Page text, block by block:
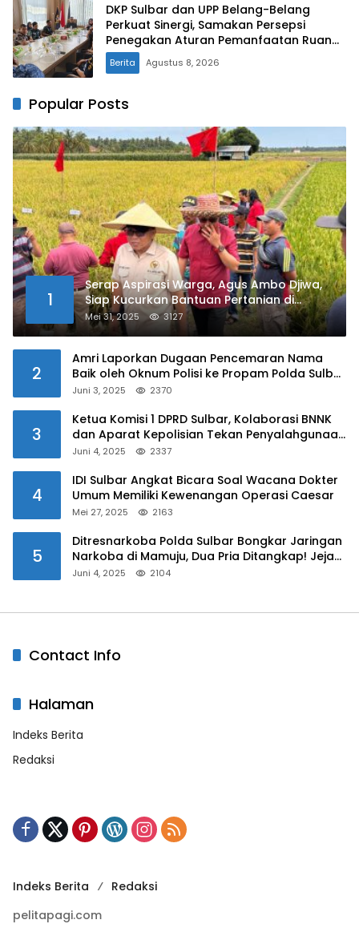
DKP Sulbar dan UPP Belang-Belang
Perkuat Sinergi, Samakan Persepsi
Penegakan Aturan Pemanfaatan Ruang
Laut
Berita Agustus 8, 2026
Popular Posts
1
Serap Aspirasi Warga, Agus Ambo Djiwa,
Siap Kucurkan Bantuan Pertanian di
Kalukku
Mei 31, 2025 3127
2
Amri Laporkan Dugaan Pencemaran Nama
Baik oleh Oknum Polisi ke Propam Polda Sulbar
Juni 3, 2025 2370
3
Ketua Komisi 1 DPRD Sulbar, Kolaborasi BNNK
dan Aparat Kepolisian Tekan Penyalahgunaan
Juni 4, 2025 2337
4
IDI Sulbar Angkat Bicara Soal Wacana Dokter
Umum Memiliki Kewenangan Operasi Caesar
Mei 27, 2025 2163
5
Ditresnarkoba Polda Sulbar Bongkar Jaringan
Narkoba di Mamuju, Dua Pria Ditangkap! Jejak
Juni 4, 2025 2104
Contact Info
Halaman
Indeks Berita
Redaksi
Indeks Berita
Redaksi
pelitapagi.com